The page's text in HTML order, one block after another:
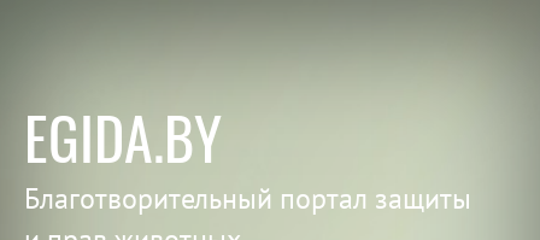
EGIDA.BY
Благотворительный портал защиты